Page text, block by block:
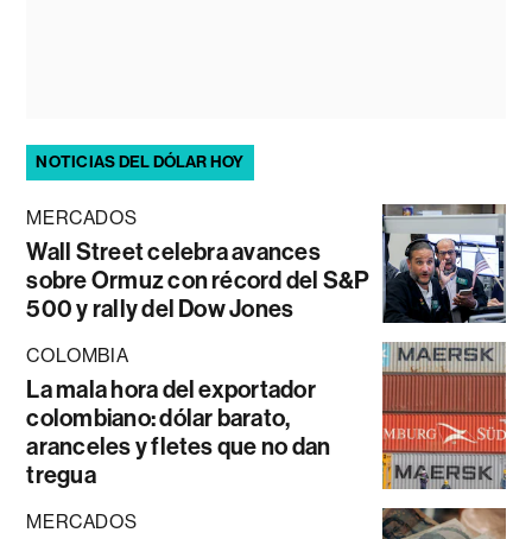
NOTICIAS DEL DÓLAR HOY
MERCADOS
Wall Street celebra avances
sobre Ormuz con récord del S&P
500 y rally del Dow Jones
COLOMBIA
La mala hora del exportador
colombiano: dólar barato,
aranceles y fletes que no dan
tregua
MERCADOS